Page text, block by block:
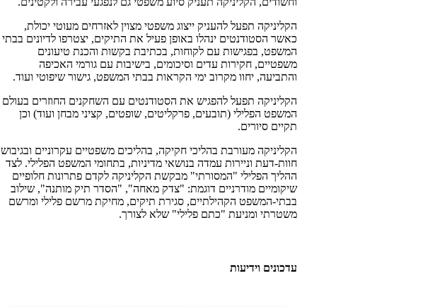
הקליניקה תפעל להעניק ייצוג משפטי מצוין לאזרחים מעוטי יכולת,
כאשר הסטודנטים ינהלו באופן פעיל את התיקים, יצטרפו לדיונים בבתי
המשפט, בפגישות עם לקוחות, בכתיבת בקשות והכנת טיעונים
משפטיים, חקירות עדים וסיכומים, בישיבות עם גורמי האכיפה
והתביעה, יחוו מקרוב ימי הקראות בבתי המשפט, גישור שיפוטי ועוד.
הקליניקה תפעל להפגיש את הסטודנטים עם השחקנים החוזרים בעולם
המשפט הפלילי (תובעים, פרקליטים, שופטים, קציני מבחן ועוד) וכן
תקיים סיורים.
הקליניקה מעורבת בהליכי חקיקה, בהליכים משפטיים עקרוניים ובגיבוש
חוות-דעת וניירות עמדה בנושאי מדיניות, בתחומי המשפט הפלילי. לצד
ההליך הפלילי "המסורתי" מבקשת הקליניקה לקדם פתרונות חלופיים
שיקומיים מודרניים דוגמת: "צדק מאחה", "הסדר תיק מותנה", שילוב
בבתי-המשפט הקהילתיים, סגירת תיקים, מחיקת מרשם פלילי ומרשם
משטרתי ומניעת "כתם פלילי" שלא לצורך.
עדכונים וידיעות